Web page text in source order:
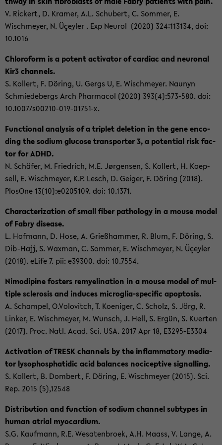
V. Ri­ckert, D. Kra­mer, A.L. Schu­bert, C. Som­mer, E.
Wischmey­er, N. Üçeyler . Exp Neu­rol (2020) 324:113134, doi:
10.1016
Chlo­ro­form is a po­tent ac­ti­va­tor of car­diac and neu­ro­nal
Kir3 chan­nels.
S. Kol­lert, F. Dö­ring, U. Gergs U, E. Wischmey­er. Naun­yn
Schmie­de­bergs Arch Phar­ma­col (2020) 393(4):573-​580. doi:
10.1007/s00210-​019-01751-x.
Func­tio­nal ana­ly­sis of a triplet de­le­ti­on in the gene en­co­
ding the so­dium glu­co­se trans­por­ter 3, a po­ten­ti­al riskfac­
tor for ADHD.
N. Schä­fer, M. Fried­rich, M.E. Jørgen­sen, S. Kol­lert, H. Ko­ep­
sell, E. Wischmey­er, K.P. Lesch, D. Gei­ger, F. Dö­ring (2018).
Plo­sO­ne 13(10):e0205109. doi: 10.1371.
Cha­rac­te­riza­ti­on of small fiber pa­tho­lo­gy in a mouse model
of Fabry di­sea­se.
L. Hof­mann, D. Hose, A. Grieß­ham­mer, R. Blum, F. Dö­ring, S.
Dib-​Hajj, S. Wax­man, C. Som­mer, E. Wischmey­er, N. Üçeyler
(2018). eLife 7. pii: e39300. doi: 10.7554.
Ni­mo­di­pi­ne fos­ters re­mye­li­na­ti­on in a mouse model of mul­
ti­ple scle­ro­sis and in­du­ces microglia-​specific apo­pto­sis.
A. Scham­pel, O.Vo­lo­vitch, T. Ko­eni­ger, C. Scholz, S. Jörg, R.
Lin­ker, E. Wischmey­er, M. Wunsch, J. Hell, S. Ergün, S. Ku­er­ten
(2017). Proc. Natl. Acad. Sci. USA. 2017 Apr 18, E3295-​E3304
Ac­ti­va­ti­on of TRESK chan­nels by the in­flamma­to­ry me­dia­
tor lyso­phos­pha­ti­dic acid ba­lan­ces no­cicep­ti­ve si­gnal­ling.
S. Kol­lert, B. Dom­bert, F. Dö­ring, E. Wischmey­er (2015). Sci.
Rep. 2015 (5),12548
Dis­tri­bu­ti­on and func­tion of so­dium chan­nel sub­ty­pes in
human atri­al myo­car­di­um.
S.G. Kauf­mann, R.E. We­sa­ten­broek, A.H. Maass, V. Lange, A.